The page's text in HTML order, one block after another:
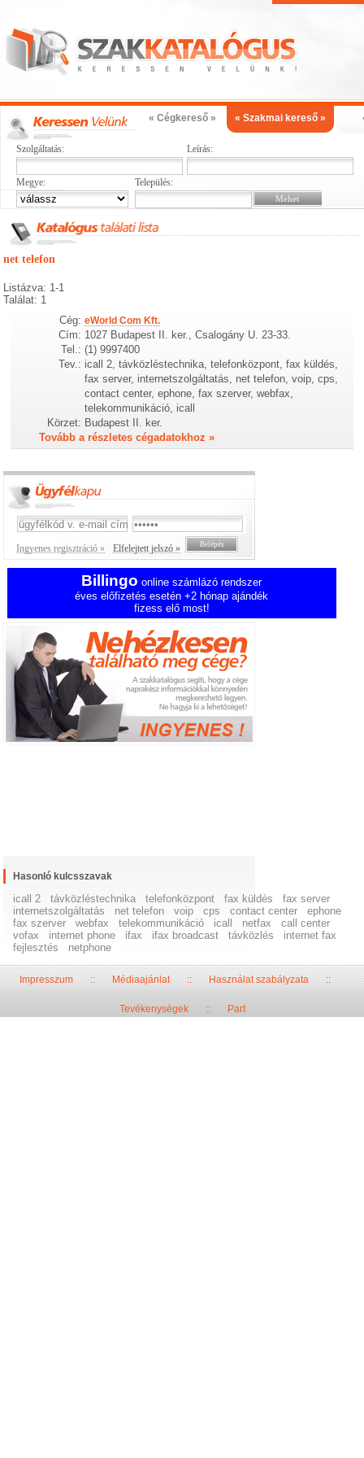
« Cégkereső » « Szakmai kereső »
Szolgáltatás: Leírás:
Megye: Település:
net telefon
Listázva: 1-1
Találat: 1
Cég: eWorld Com Kft.
Cím: 1027 Budapest II. ker., Csalogány U. 23-33.
Tel.: (1) 9997400
Tev.: icall 2, távközléstechnika, telefonközpont, fax küldés,
fax server, internetszolgáltatás, net telefon, voip, cps,
contact center, ephone, fax szerver, webfax,
telekommunikáció, icall
Körzet: Budapest II. ker.
Tovább a részletes cégadatokhoz »
Ingyenes regisztráció » Elfelejtett jelszó »
Billingo online számlázó rendszer
éves előfizetés esetén +2 hónap ajándék
fizess elő most!
Hasonló kulcsszavak
icall 2 távközléstechnika telefonközpont fax küldés
fax server
internetszolgáltatás
net telefon voip cps contact center
ephone
fax szerver
webfax telekommunikáció icall netfax
call center
vofax
internet phone ifax ifax broadcast távközlés
internet fax
fejlesztés
netphone
Impresszum::Médiaajánlat::Használat szabályzata::
Tevékenységek:: Part